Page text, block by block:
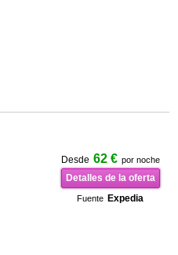
Desde 62 € por noche
Detalles de la oferta
Fuente Expedia